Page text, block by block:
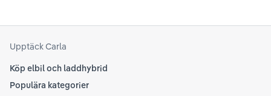
Upptäck Carla
Köp elbil och laddhybrid
Populära kategorier